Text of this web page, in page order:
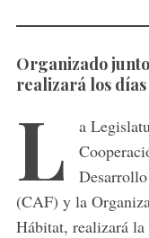
Organizado
realizará los días
L
a
(CAF) y la
Hábitat, realizará